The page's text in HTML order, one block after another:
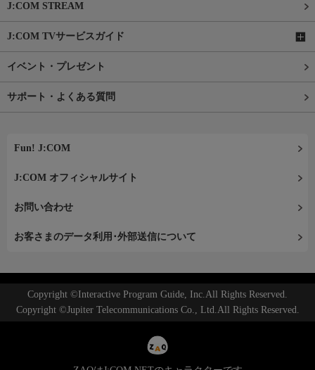
J:COM STREAM
J:COM TVサービスガイド
イベント・プレゼント
サポート・よくある質問
Fun! J:COM
J:COM オフィシャルサイト
お問い合わせ
お客さまのデータ利用･外部送信について
Copyright ©Interactive Program Guide, Inc.All Rights Reserved.
Copyright ©Jupiter Telecommunications Co., Ltd.All Rights Reserved.